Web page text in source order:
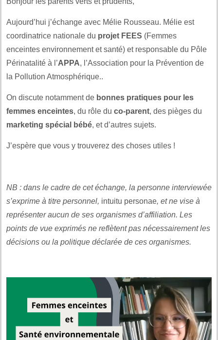
Aujourd’hui j’échange avec Mélie Rousseau. Mélie est
coordinatrice nationale du projet FEES (Femmes
enceintes environnement et santé) et responsable du Pôle
Périnatalité à l’APPA, l’Association pour la Prévention de
la Pollution Atmosphérique..
On discute notamment de bonnes pratiques pour les
femmes enceintes, du rôle du co-parent, des pièges du
marketing spécial bébé, et d’autres sujets.
J’espère que vous y trouverez des choses utiles !
NB : dans le cadre de cet échange, la personne interviewée
s’exprime à titre personnel, intuitu personae, et ne vise à
représenter aucun de ses organismes d’affiliation. Les
points de vue exprimés ne reflètent pas nécessairement les
décisions ou la politique déclarée de ces organismes.